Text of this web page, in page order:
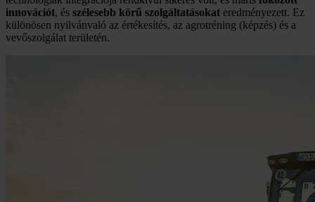
innovációt, és szélesebb körű szolgáltatásokat eredményezett. Ez
különösen nyilvánvaló az értékesítés, az agrotréning (képzés) és a
vevőszolgálat területén.